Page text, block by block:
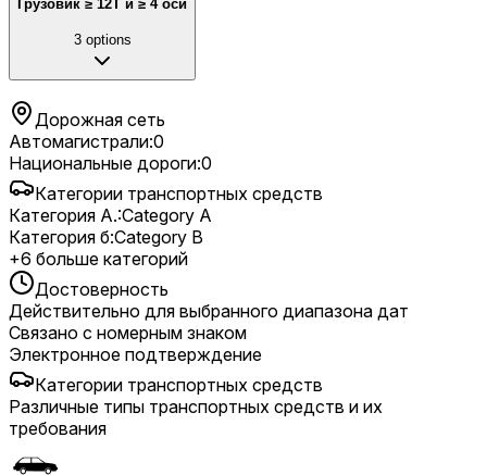
Грузовик ≥ 12T и ≥ 4 оси
3 options
Дорожная сеть
Автомагистрали:0
Национальные дороги:0
Категории транспортных средств
Категория A.:Category A
Категория б:Category B
+6 больше категорий
Достоверность
Действительно для выбранного диапазона дат
Связано с номерным знаком
Электронное подтверждение
Категории транспортных средств
Различные типы транспортных средств и их
требования